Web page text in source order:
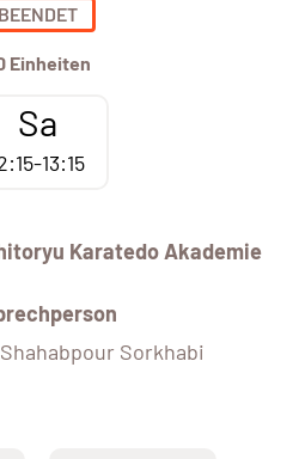
BEENDET
Einheiten
Sa
13:15
Karatedo Akademie
Sorkhabi